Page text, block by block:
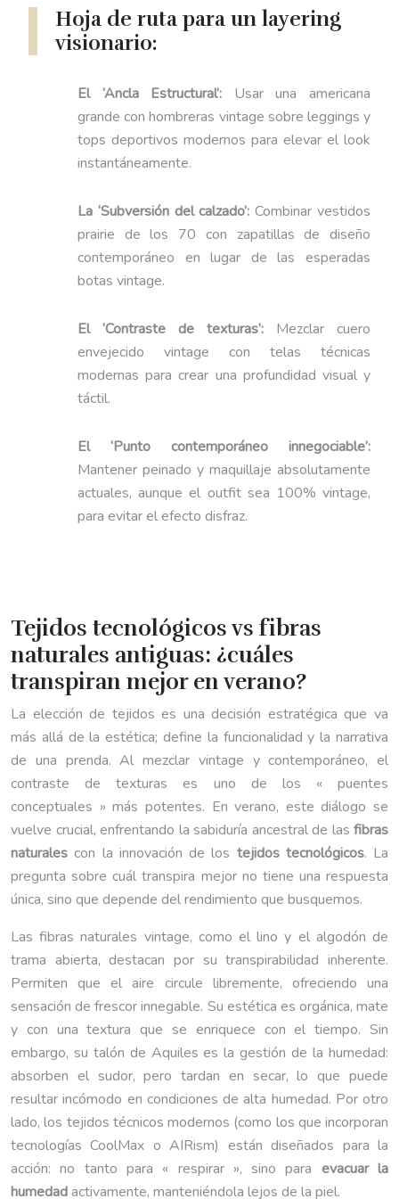
Hoja de ruta para un layering
visionario:
El ‘Ancla Estructural’: Usar una americana
grande con hombreras vintage sobre leggings y
tops deportivos modernos para elevar el look
instantáneamente.
La ‘Subversión del calzado’: Combinar vestidos
prairie de los 70 con zapatillas de diseño
contemporáneo en lugar de las esperadas
botas vintage.
El ‘Contraste de texturas’: Mezclar cuero
envejecido vintage con telas técnicas
modernas para crear una profundidad visual y
táctil.
El ‘Punto contemporáneo innegociable’:
Mantener peinado y maquillaje absolutamente
actuales, aunque el outfit sea 100% vintage,
para evitar el efecto disfraz.
Tejidos tecnológicos vs fibras
naturales antiguas: ¿cuáles
transpiran mejor en verano?
La elección de tejidos es una decisión estratégica que va
más allá de la estética; define la funcionalidad y la narrativa
de una prenda. Al mezclar vintage y contemporáneo, el
contraste de texturas es uno de los « puentes
conceptuales » más potentes. En verano, este diálogo se
vuelve crucial, enfrentando la sabiduría ancestral de las fibras
naturales con la innovación de los tejidos tecnológicos. La
pregunta sobre cuál transpira mejor no tiene una respuesta
única, sino que depende del rendimiento que busquemos.
Las fibras naturales vintage, como el lino y el algodón de
trama abierta, destacan por su transpirabilidad inherente.
Permiten que el aire circule libremente, ofreciendo una
sensación de frescor innegable. Su estética es orgánica, mate
y con una textura que se enriquece con el tiempo. Sin
embargo, su talón de Aquiles es la gestión de la humedad:
absorben el sudor, pero tardan en secar, lo que puede
resultar incómodo en condiciones de alta humedad. Por otro
lado, los tejidos técnicos modernos (como los que incorporan
tecnologías CoolMax o AIRism) están diseñados para la
acción: no tanto para « respirar », sino para evacuar la
humedadactivamente, manteniéndola lejos de la piel.